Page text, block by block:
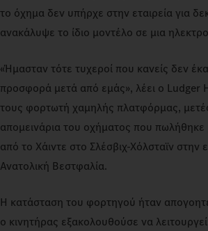
το όχημα δεν υπήρχε στην εταιρεία για
ανακάλυψε το ίδιο μοντέλο σε μια
«Ήμασταν τότε τυχεροί που κανείς δεν
προσφορά μετά από εμάς», λέει ο Ludger
τους φορτωτή χαμηλής πλατφόρμας,
απομεινάρια του οχήματος που πωλήθηκε
από το Χάιντε στο Σλέσβιχ‑Χόλσταϊν στην
Ανατολική Βεστφαλία.
Η κατάσταση του φορτηγού ήταν
ο κινητήρας εξακολουθούσε να